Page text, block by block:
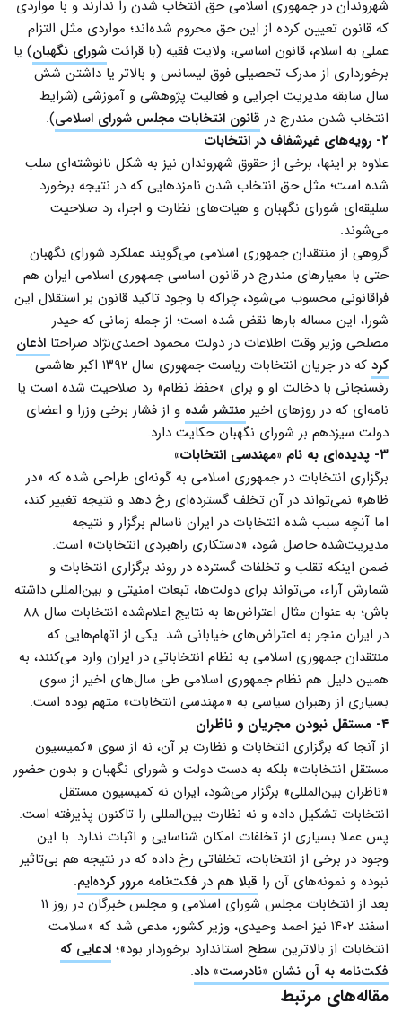
شهروندان در جمهوری اسلامی حق انتخاب شدن را ندارند و با مواردی
که قانون تعیین کرده از این حق محروم شده‌اند؛ مواردی مثل التزام
عملی به اسلام، قانون اساسی، ولایت فقیه (با قرائت شورای نگهبان) یا
برخورداری از مدرک تحصیلی فوق لیسانس و بالاتر یا داشتن شش
سال سابقه مدیریت اجرایی و فعالیت پژوهشی و آموزشی (شرایط
انتخاب شدن مندرج در قانون انتخابات مجلس شورای اسلامی).
۲- رویه‌های غیرشفاف در انتخابات
علاوه بر اینها، برخی از حقوق شهروندان نیز به شکل نانوشته‌ای سلب
شده است؛ مثل حق انتخاب شدن نامزدهایی که در نتیجه برخورد
سلیقه‌ای شورای نگهبان و هیات‌های نظارت و اجرا، رد صلاحیت
می‌شوند.
گروهی از منتقدان جمهوری اسلامی می‌گویند عملکرد شورای نگهبان
حتی با معیارهای مندرج در قانون اساسی جمهوری اسلامی ایران هم
فراقانونی محسوب می‌شود، چراکه با وجود تاکید قانون بر استقلال این
شورا، این مساله بارها نقض شده است؛ از جمله زمانی که حیدر
مصلحی وزیر وقت اطلاعات در دولت محمود احمدی‌نژاد صراحتا اذعان
کرد
که در جریان انتخابات ریاست جمهوری سال ۱۳۹۲ اکبر هاشمی
رفسنجانی با دخالت او و برای «حفظ نظام» رد صلاحیت شده است یا
نامه‌ای که در روزهای اخیر منتشر شده و از فشار برخی وزرا و اعضای
دولت سیزدهم بر شورای نگهبان حکایت دارد.
۳- پدیده‌ای به نام «مهندسی انتخابات»
برگزاری انتخابات در جمهوری اسلامی به گونه‌ای طراحی شده که «در
ظاهر» نمی‌تواند در آن تخلف گسترده‌ای رخ دهد و نتیجه تغییر کند،
اما آنچه سبب شده انتخابات در ایران ناسالم برگزار و نتیجه
مدیریت‌شده حاصل شود، «دستکاری راهبردی انتخابات» است.
ضمن اینکه تقلب و تخلفات گسترده در روند برگزاری انتخابات و
شمارش آراء، می‌تواند برای دولت‌ها، تبعات امنیتی و بین‌المللی داشته
باش؛ به عنوان مثال اعتراض‌ها به نتایج اعلام‌شده انتخابات سال ۸۸
در ایران منجر به اعتراض‌های خیابانی شد. یکی از اتهام‌هایی که
منتقدان جمهوری اسلامی به نظام انتخاباتی در ایران وارد می‌کنند، به
همین دلیل هم نظام جمهوری اسلامی طی سال‌های اخیر از سوی
بسیاری از رهبران سیاسی به «مهندسی انتخابات» متهم بوده است.
۴- مستقل نبودن مجریان و ناظران
از آنجا که برگزاری انتخابات و نظارت بر آن، نه از سوی «کمیسیون
مستقل انتخابات» بلکه به دست دولت و شورای نگهبان و بدون حضور
«ناظران بین‌المللی» برگزار می‌شود، ایران نه کمیسیون مستقل
انتخابات تشکیل داده و نه نظارت بین‌المللی را تاکنون پذیرفته است.
پس عملا بسیاری از تخلفات امکان شناسایی و اثبات ندارد. با این
وجود در برخی از انتخابات، تخلفاتی رخ داده که در نتیجه هم بی‌‌تاثیر
نبوده و نمونه‌های آن را قبلا هم در فکت‌نامه مرور کرده‌ایم.
بعد از انتخابات مجلس شورای اسلامی و مجلس خبرگان در روز ۱۱
اسفند ۱۴۰۲ نیز احمد وحیدی، وزیر کشور، مدعی شد که «سلامت
انتخابات از بالاترین سطح استاندارد برخوردار بود»؛ ادعایی که
فکت‌نامه به آن نشان «نادرست» داد.
مقاله‌های مرتبط